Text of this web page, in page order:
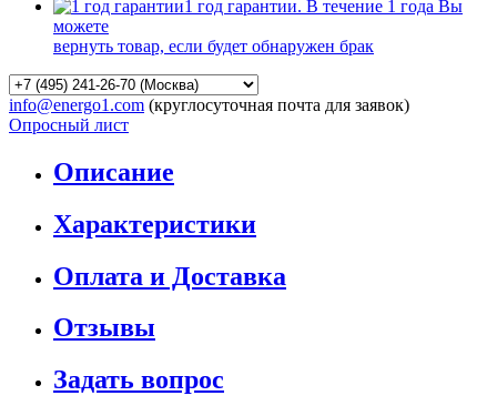
1 год гарантии. В течение 1 года Вы
можете
вернуть товар, если будет обнаружен брак
info@energo1.com (круглосуточная почта для заявок)
Опросный лист
Описание
Характеристики
Оплата и Доставка
Отзывы
Задать вопрос